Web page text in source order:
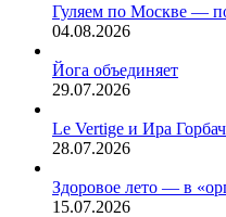
Гуляем по Москве —
04.08.2026
Йога объединяет
29.07.2026
Le Vertige и Ира
28.07.2026
Здоровое лето — в
15.07.2026